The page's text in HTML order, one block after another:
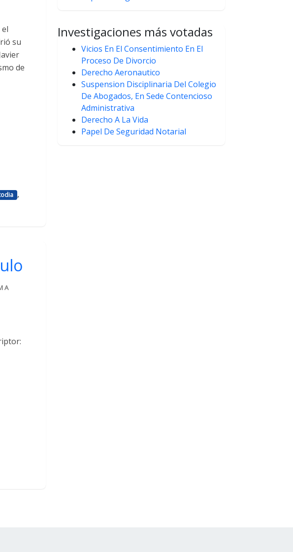
su
de
,
Investigaciones más votadas
Vicios En El Consentimiento En El
Proceso De Divorcio
Derecho Aeronautico
Suspension Disciplinaria Del Colegio
De Abogados, En Sede Contencioso
Administrativa
Derecho A La Vida
Papel De Seguridad Notarial